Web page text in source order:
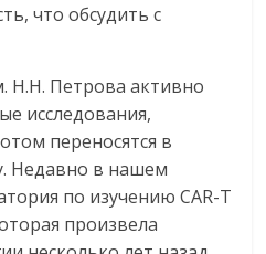
что обсудить с
Петрова активно
исследования,
переносятся в
Недавно в нашем
по изучению CAR-T
произвела